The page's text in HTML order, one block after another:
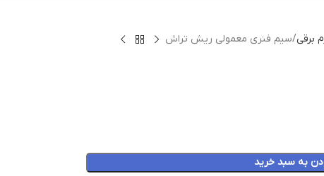
برقی سیم فنری معمولی ریش تراش
به سبد خرید